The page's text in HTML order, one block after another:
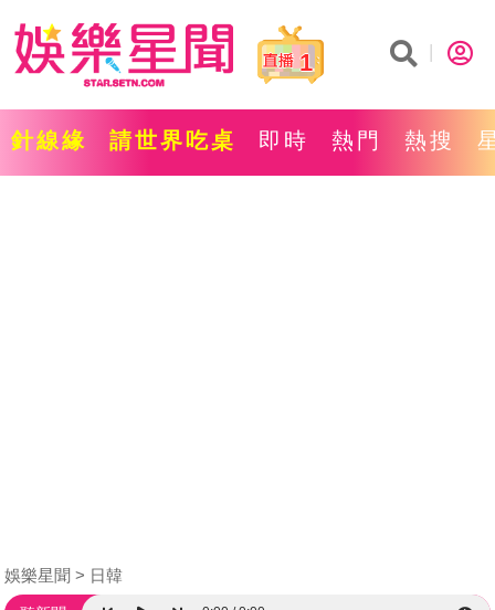
1
針線緣 請世界吃桌 即時 熱門 熱搜
娛樂星聞 日韓